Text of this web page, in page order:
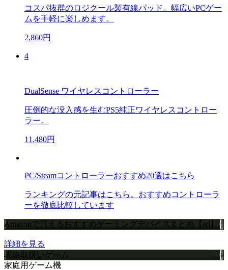
コスパ抜群のロジクール製有線パッド。幅広いPCゲー
ムを手軽に楽しめます。
2,860円
4
DualSense ワイヤレスコントローラー
圧倒的な没入感を生むPS5純正ワイヤレスコントロー
ラー。
11,480円
PC/Steamコントローラーおすすめ20選はこちら
ランキングの元記事はこちら。おすすめコントローラ
ーを徹底比較しています
Amazonで買えるおすすめゲーミングデバイスまとめ【ad】
詳細を見る
攻略取扱いゲーム
家庭用ゲーム機